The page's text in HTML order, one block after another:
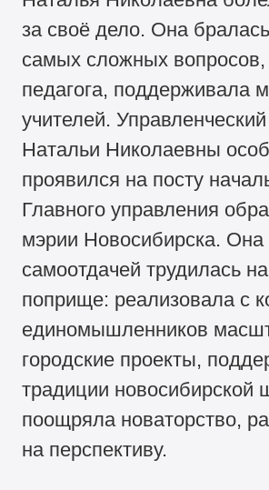
за своё дело. Она
самых сложных вопросов,
педагога, поддерживала
учителей.
Натальи Николаевны
проявился на посту
Главного управления
мэрии Новосибирска.
самоотдачей трудилась
поприще: реализовала с
единомышленников
городские проекты,
традиции новосибирской
поощряла новаторство,
на перспективу.